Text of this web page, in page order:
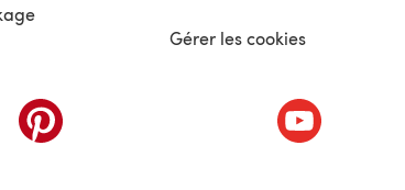
Gérer les cookies
(s'ouvre dans un nouvel onglet) (s'ouvre